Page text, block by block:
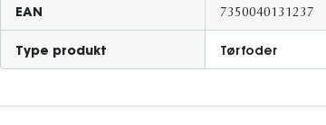
EAN 7350040131237
Type produkt Tørfoder